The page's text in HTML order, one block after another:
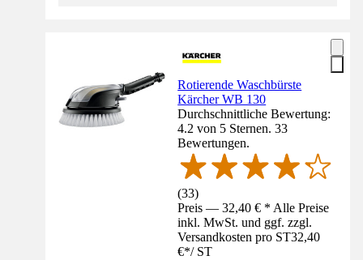
Rotierende Waschbürste
Kärcher WB 130
Durchschnittliche Bewertung:
4.2 von 5 Sternen. 33
Bewertungen.
(33)
Preis — 32,40 € * Alle Preise
inkl. MwSt. und ggf. zzgl.
Versandkosten pro ST32,40
€*/ ST